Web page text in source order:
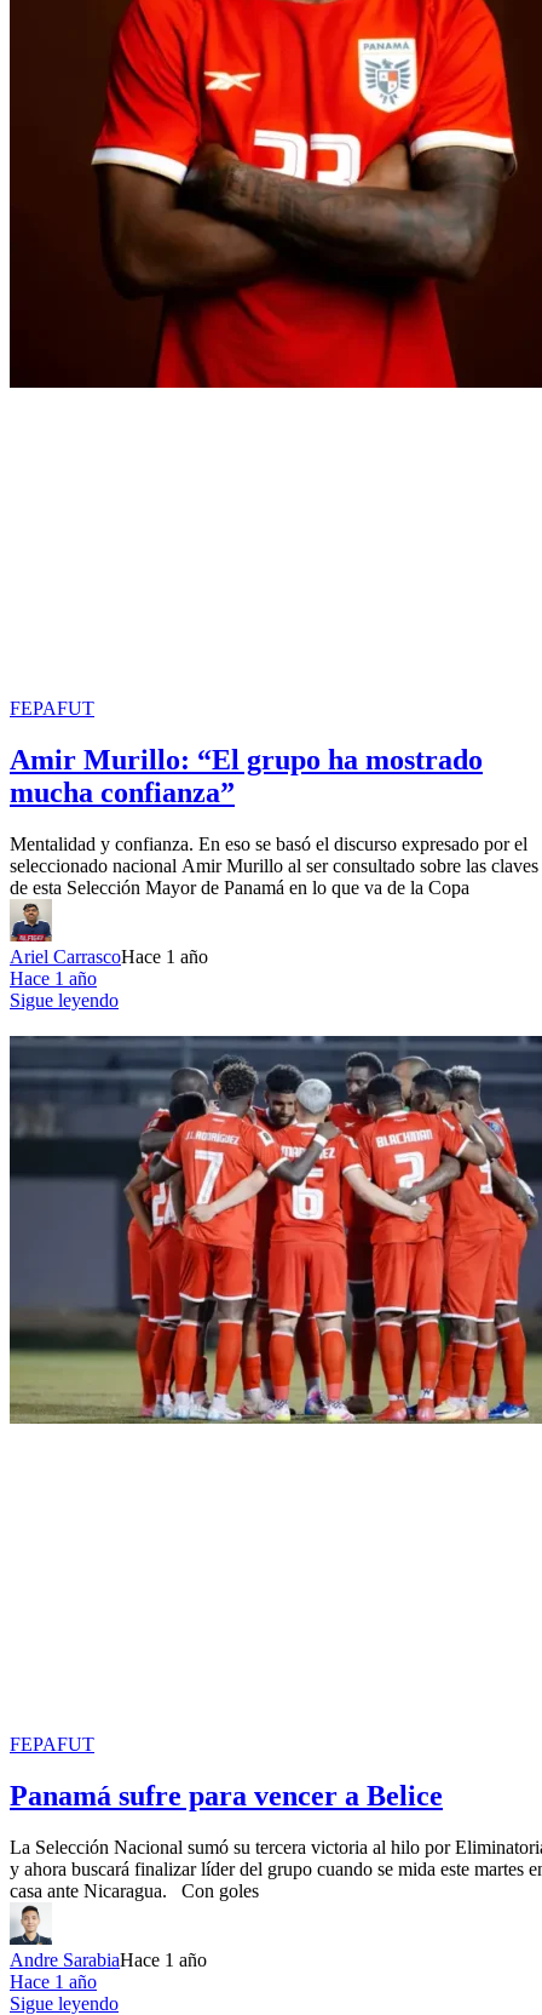
FEPAFUT
Amir Murillo: “El grupo ha mostrado
mucha confianza”
Mentalidad y confianza. En eso se basó el discurso expresado por el
seleccionado nacional Amir Murillo al ser consultado sobre las claves
de esta Selección Mayor de Panamá en lo que va de la Copa
Ariel CarrascoHace 1 año
Hace 1 año
Sigue leyendo
FEPAFUT
Panamá sufre para vencer a Belice
La Selección Nacional sumó su tercera victoria al hilo por
y ahora buscará finalizar líder del grupo cuando se mida este martes
casa ante Nicaragua. Con goles
Andre SarabiaHace 1 año
Hace 1 año
Sigue leyendo